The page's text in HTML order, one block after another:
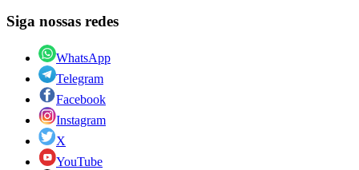
Siga nossas redes
WhatsApp
Telegram
Facebook
Instagram
X
YouTube